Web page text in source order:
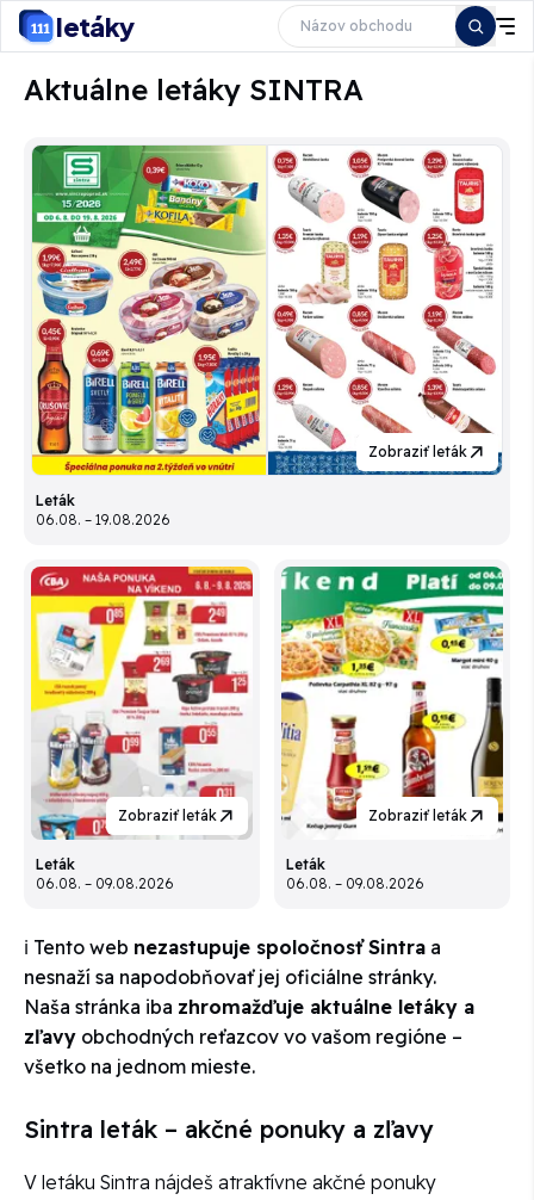
letáky
Aktuálne letáky SINTRA
Zobraziť leták
Leták
06.08. – 19.08.2026
Zobraziť leták
Leták
06.08. – 09.08.2026
Zobraziť leták
Leták
06.08. – 09.08.2026
ℹ️ Tento web nezastupuje spoločnosť Sintra a
nesnaží sa napodobňovať jej oficiálne stránky.
Naša stránka iba zhromažďuje aktuálne letáky a
zľavy obchodných reťazcov vo vašom regióne –
všetko na jednom mieste.
Sintra leták – akčné ponuky a zľavy
V letáku Sintra nájdeš atraktívne akčné ponuky